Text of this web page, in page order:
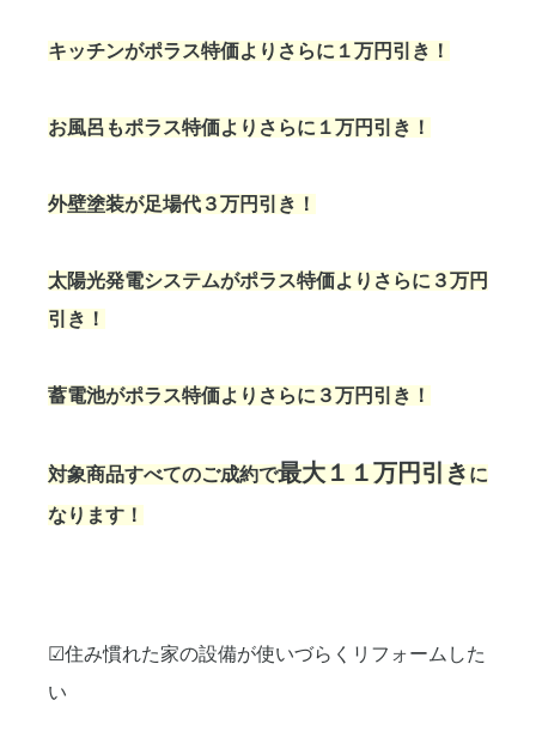
キッチンがポラス特価よりさらに１万円引き！
お風呂もポラス特価よりさらに１万円引き！
外壁塗装が足場代３万円引き！
太陽光発電システムがポラス特価よりさらに３万円
引き！
蓄電池がポラス特価よりさらに３万円引き！
対象商品すべてのご成約で最大１１万円引きに
なります！
☑住み慣れた家の設備が使いづらくリフォームした
い